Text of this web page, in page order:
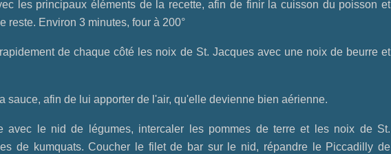
les principaux éléments de la recette, afin de finir la cuisson du poisson et
reste. Environ 3 minutes, four à 200°
de chaque côté les noix de St. Jacques avec une noix de beurre et
sauce, afin de lui apporter de l'air, qu'elle devienne bien aérienne.
avec le nid de légumes, intercaler les pommes de terre et les noix de St.
de kumquats. Coucher le filet de bar sur le nid, répandre le Piccadilly de